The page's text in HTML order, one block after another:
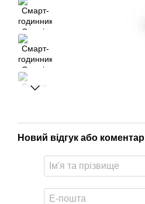
Новий відгук або коментар